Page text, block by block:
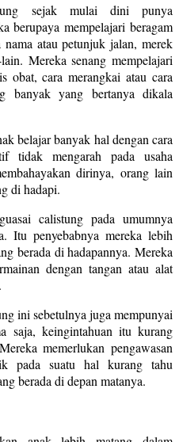
sejak mulai dini punya
berupaya mempelajari beragam
atau petunjuk jalan, merek
Mereka senang mempelajari
obat, cara merangkai atau cara
banyak yang bertanya dikala
belajar banyak hal dengan cara
tidak mengarah pada usaha
dirinya, orang lain
di hadapi.
calistung pada umumnya
Itu penyebabnya mereka lebih
berada di hadapannya. Mereka
dengan tangan atau alat
ini sebetulnya juga mempunyai
saja, keingintahuan itu kurang
memerlukan pengawasan
pada suatu hal kurang tahu
berada di depan matanya.